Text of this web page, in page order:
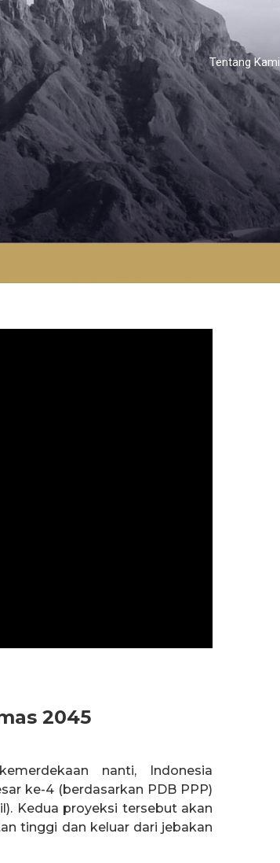
Tentang Kami
2045
nanti, Indonesia
ke-4 (berdasarkan PDB PPP)
Kedua proyeksi tersebut akan
tinggi dan keluar dari jebakan